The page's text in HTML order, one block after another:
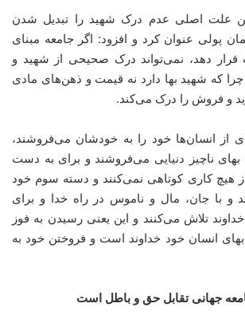
علت اصلی عدم درک شهید را تبدیل شدن
پولی عنوان کرد و افزود: اگر جامعه مبنای
دهد، نمی‌تواند درک صحیحی از شهید و
که شهید بها دارد نه قیمت و ذهن‌های مادی
و فروش را درک می‌کند.
از انسان‌ها خود را به خودشان می‌فروشند،
ناچیز دنیایی می‌فروشند و برای به دست
هیچ کاری کوتاهی نمی‌کنند و دسته سوم خود
و با جان، مال و ناموس در راه خدا و برای
تلاش می‌کنند و این یعنی رسیدن به فوز
انسان خود خداوند است و فروختن خود به
جهانی تقابل حق و باطل است